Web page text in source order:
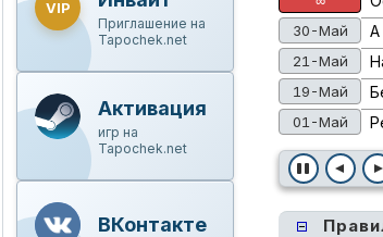
VIP
Приглашение на
Tapochek.net
Активация
игр на
Tapochek.net
ВКонтакте
30-Май
21-Май
19-Май
01-Май